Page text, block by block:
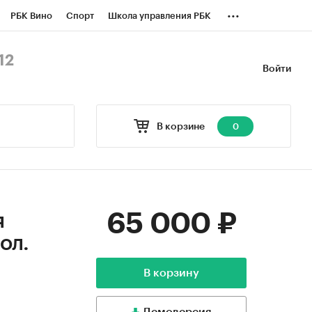
РБК Вино Спорт Школа управления РБК ...
Войти
В корзине 0
65 000 ₽
В корзину